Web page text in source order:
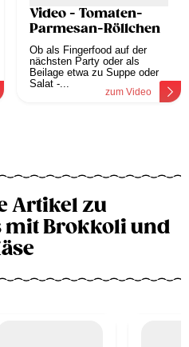
Video - Tomaten-
Parmesan-Röllchen
Ob als Fingerfood auf der
nächsten Party oder als
Beilage etwa zu Suppe oder
Salat -...
zum Video
Artikel zu
Brokkoli und